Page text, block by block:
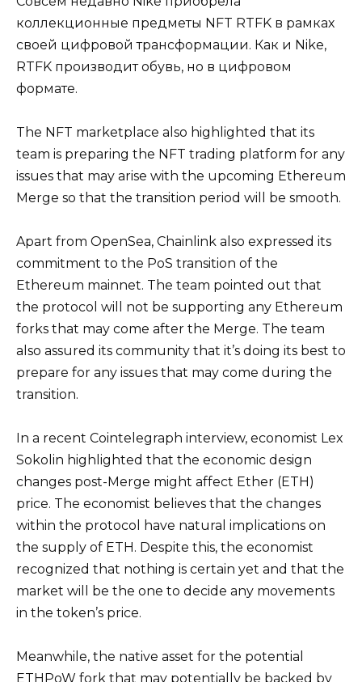
коллекционные предметы NFT RTFK в рамках
своей цифровой трансформации. Как и Nike,
RTFK производит обувь, но в цифровом
формате.
The NFT marketplace also highlighted that its
team is preparing the NFT trading platform for any
issues that may arise with the upcoming Ethereum
Merge so that the transition period will be smooth.
Apart from OpenSea, Chainlink also expressed its
commitment to the PoS transition of the
Ethereum mainnet. The team pointed out that
the protocol will not be supporting any Ethereum
forks that may come after the Merge. The team
also assured its community that it’s doing its best to
prepare for any issues that may come during the
transition.
In a recent Cointelegraph interview, economist Lex
Sokolin highlighted that the economic design
changes post-Merge might affect Ether (ETH)
price. The economist believes that the changes
within the protocol have natural implications on
the supply of ETH. Despite this, the economist
recognized that nothing is certain yet and that the
market will be the one to decide any movements
in the token’s price.
Meanwhile, the native asset for the potential
ETHPoW fork that may potentially be backed by